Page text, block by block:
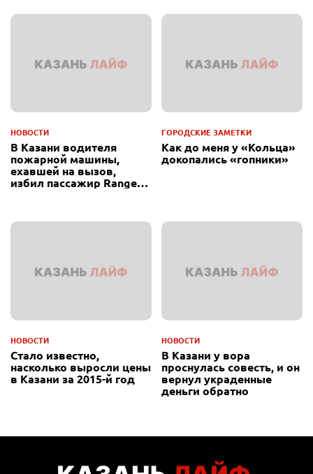
НОВОСТИ
В Казани водителя
пожарной машины,
ехавшей на вызов,
избил пассажир Range
ГОРОДСКИЕ ЗАМЕТКИ
Как до меня у «Кольца»
докопались «гопники»
НОВОСТИ
Стало известно,
насколько выросли цены
в Казани за 2015-й год
НОВОСТИ
В Казани у вора
проснулась совесть, и он
вернул украденные
деньги обратно